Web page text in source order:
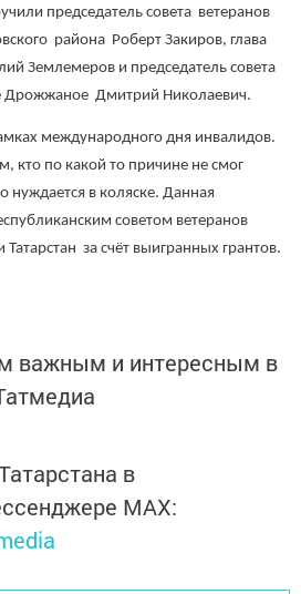
председатель совета ветеранов
района Роберт Закиров, глава
Землемеров и председатель совета
Дрожжаное Дмитрий Николаевич.
международного дня инвалидов.
кто по какой то причине не смог
нуждается в коляске. Данная
советом ветеранов
за счёт выигранных грантов.
важным и интересным в
в
MАХ: